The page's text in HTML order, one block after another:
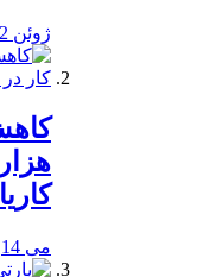
ژوئن 22, 2020
می 14, 2020